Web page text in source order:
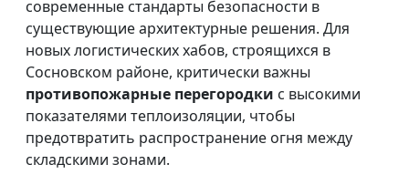
современные стандарты безопасности в
существующие архитектурные решения. Для
новых логистических хабов, строящихся в
Сосновском районе, критически важны
противопожарные перегородки с высокими
показателями теплоизоляции, чтобы
предотвратить распространение огня между
складскими зонами.